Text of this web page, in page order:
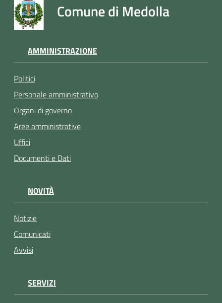
Comune di Medolla
AMMINISTRAZIONE
Politici
Personale amministrativo
Organi di governo
Aree amministrative
Uffici
Documenti e Dati
NOVITÀ
Notizie
Comunicati
Avvisi
SERVIZI